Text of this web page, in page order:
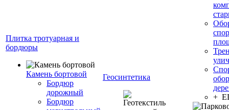
Плитка тротуарная и
бордюры
Камень бортовой
Бордюр
дорожный
Бордюр
Геосинтетика
+